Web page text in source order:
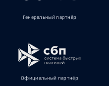
Генеральный партнёр
Официальный партнёр